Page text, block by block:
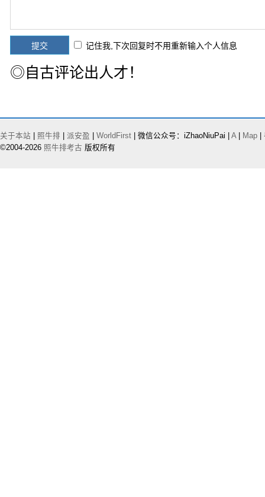
记住我,下次回复时不用重新输入个人信息
◎自古评论出人才！
关于本站 照牛排 派安盈 WorldFirst | 微信公众号：iZhaoNiuPai | A| Map |
©2004-2026 照牛排考古 版权所有